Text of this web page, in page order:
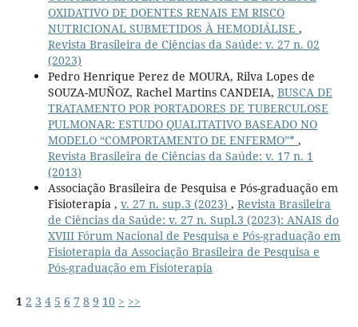
OXIDATIVO DE DOENTES RENAIS EM RISCO
NUTRICIONAL SUBMETIDOS À HEMODIÁLISE ,
Revista Brasileira de Ciências da Saúde: v. 27 n. 02
(2023)
Pedro Henrique Perez de MOURA, Rilva Lopes de
SOUZA-MUÑOZ, Rachel Martins CANDEIA, BUSCA DE
TRATAMENTO POR PORTADORES DE TUBERCULOSE
PULMONAR: ESTUDO QUALITATIVO BASEADO NO
MODELO “COMPORTAMENTO DE ENFERMO”* ,
Revista Brasileira de Ciências da Saúde: v. 17 n. 1
(2013)
Associação Brasileira de Pesquisa e Pós-graduação em
Fisioterapia , v. 27 n. sup.3 (2023) , Revista Brasileira
de Ciências da Saúde: v. 27 n. Supl.3 (2023): ANAIS do
XVIII Fórum Nacional de Pesquisa e Pós-graduação em
Fisioterapia da Associação Brasileira de Pesquisa e
Pós-graduação em Fisioterapia
1 2 3 4 5 6 7 8 9 10 > >>